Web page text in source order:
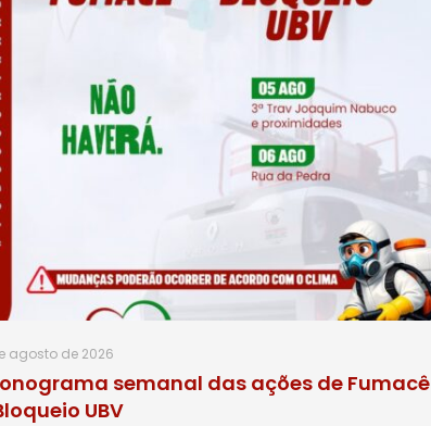
agosto de 2026
semanal das ações de Fumacê
UBV